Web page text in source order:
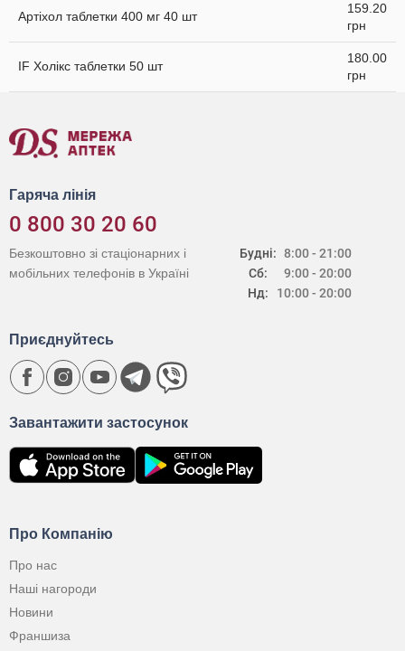
Артіхол таблетки 400 мг 40 шт
159.20
грн
IF Холікс таблетки 50 шт
180.00
грн
Гаряча лінія
0 800 30 20 60
Будні:
Сб:
Нд:
8:00 - 21:00
9:00 - 20:00
10:00 - 20:00
Безкоштовно зі стаціонарних і
мобільних телефонів в Україні
Про Компанію
Про нас
Наші нагороди
Новини
Франшиза
Завантажити застосунок
Приєднуйтесь